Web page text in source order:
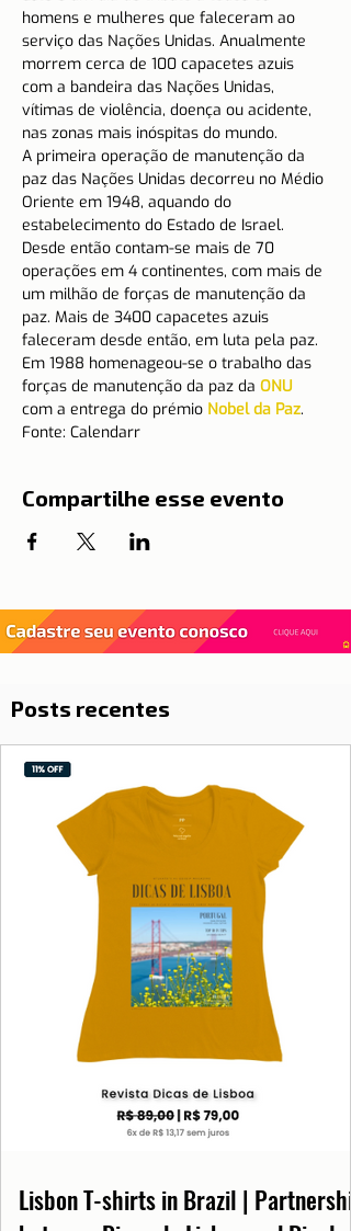
homens e mulheres que faleceram ao
serviço das Nações Unidas. Anualmente
morrem cerca de 100 capacetes azuis
com a bandeira das Nações Unidas,
vítimas de violência, doença ou acidente,
nas zonas mais inóspitas do mundo.
A primeira operação de manutenção da
paz das Nações Unidas decorreu no Médio
Oriente em 1948, aquando do
estabelecimento do Estado de Israel.
Desde então contam-se mais de 70
operações em 4 continentes, com mais de
um milhão de forças de manutenção da
paz. Mais de 3400 capacetes azuis
faleceram desde então, em luta pela paz.
Em 1988 homenageou-se o trabalho das
forças de manutenção da paz da ONU
com a entrega do prémio Nobel da Paz.
Fonte: Calendarr
Compartilhe esse evento
Posts recentes
Lisbon T-shirts in Brazil | Partnership